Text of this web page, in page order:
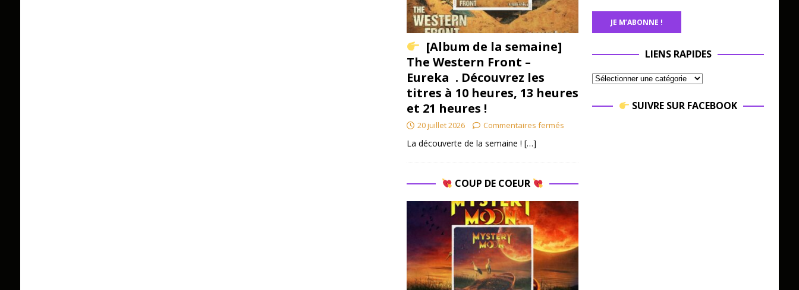
[Album de la semaine]
The Western Front –
Eureka . Découvrez les
titres à 10 heures, 13 heures
et 21 heures !
20 juillet 2026 Commentaires fermés
La découverte de la semaine ! […]
COUP DE COEUR
LIENS RAPIDES
SUIVRE SUR FACEBOOK